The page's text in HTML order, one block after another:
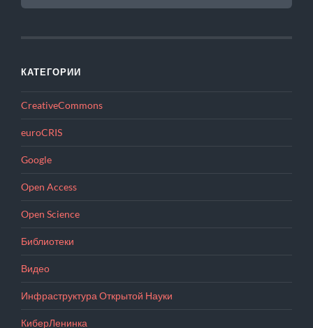
КАТЕГОРИИ
CreativeCommons
euroCRIS
Google
Open Access
Open Science
Библиотеки
Видео
Инфраструктура Открытой Науки
КиберЛенинка